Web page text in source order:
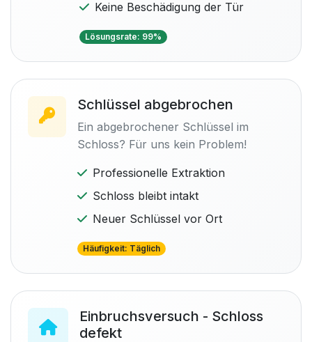
Keine Beschädigung der Tür
Lösungsrate: 99%
Schlüssel abgebrochen
Ein abgebrochener Schlüssel im
Schloss? Für uns kein Problem!
Professionelle Extraktion
Schloss bleibt intakt
Neuer Schlüssel vor Ort
Häufigkeit: Täglich
Einbruchsversuch - Schloss
defekt